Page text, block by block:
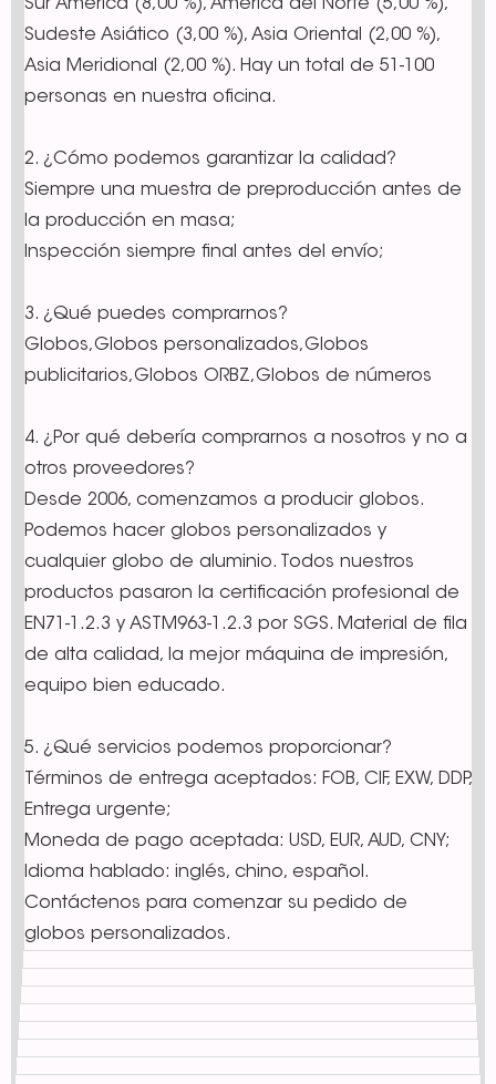
Sur América (8,00 %), América del Norte (5,00 %),
Sudeste Asiático (3,00 %), Asia Oriental (2,00 %),
Asia Meridional (2,00 %). Hay un total de 51-100
personas en nuestra oficina.
2. ¿Cómo podemos garantizar la calidad?
Siempre una muestra de preproducción antes de
la producción en masa;
Inspección siempre final antes del envío;
3. ¿Qué puedes comprarnos?
Globos,Globos personalizados,Globos
publicitarios,Globos ORBZ,Globos de números
4. ¿Por qué debería comprarnos a nosotros y no a
otros proveedores?
Desde 2006, comenzamos a producir globos.
Podemos hacer globos personalizados y
cualquier globo de aluminio. Todos nuestros
productos pasaron la certificación profesional de
EN71-1.2.3 y ASTM963-1.2.3 por SGS. Material de fila
de alta calidad, la mejor máquina de impresión,
equipo bien educado.
5. ¿Qué servicios podemos proporcionar?
Términos de entrega aceptados: FOB, CIF, EXW, DDP,
Entrega urgente;
Moneda de pago aceptada: USD, EUR, AUD, CNY;
Idioma hablado: inglés, chino, español.
Contáctenos para comenzar su pedido de
globos personalizados.